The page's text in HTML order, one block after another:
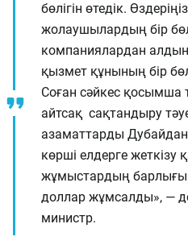
бөлігін өтедік.
жолаушылардың бір
компаниялардан
қызмет құнының бір
Соған сәйкес қосымша
айтсақ сақтандыру
азаматтарды
көрші елдерге
жұмыстардың
доллар жұмсалды», —
министр.